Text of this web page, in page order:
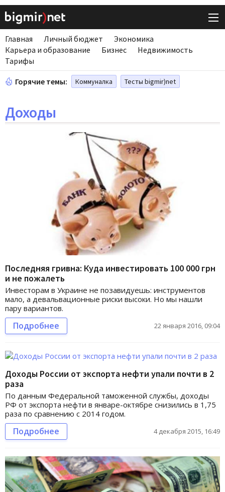
Главная Личный бюджет
Экономика
Карьера и образование
Бизнес
Недвижимость
Тарифы
Горячие темы: Коммуналка Тесты bigmir)net
Доходы
Последняя гривна: Куда инвестировать 100 000 грн
и не пожалеть
Инвесторам в Украине не позавидуешь: инструментов
мало, а девальвационные риски высоки. Но мы нашли
пару вариантов.
Подробнее 22 января 2016, 09:04
Доходы России от экспорта нефти упали почти в 2
раза
По данным Федеральной таможенной службы, доходы
РФ от экспорта нефти в январе-октябре снизились в 1,75
раза по сравнению с 2014 годом.
Подробнее 4 декабря 2015, 16:49